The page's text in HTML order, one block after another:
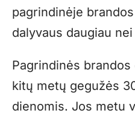
pagrindinėje
dalyvaus daugiau
Pagrindinės
kitų metų gegužės
dienomis. Jos metu